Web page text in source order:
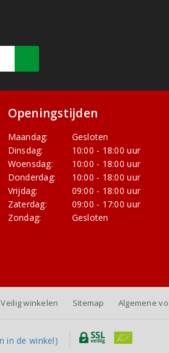
Openingstijden
Maandag:
Gesloten
Dinsdag:
10:00 - 18:00 uur
Woensdag:
10:00 - 18:00 uur
Donderdag:
10:00 - 18:00 uur
Vrijdag:
09:00 - 18:00 uur
Zaterdag:
09:00 - 17:00 uur
Zondag:
Gesloten
Veilig winkelen Sitemap Algemene